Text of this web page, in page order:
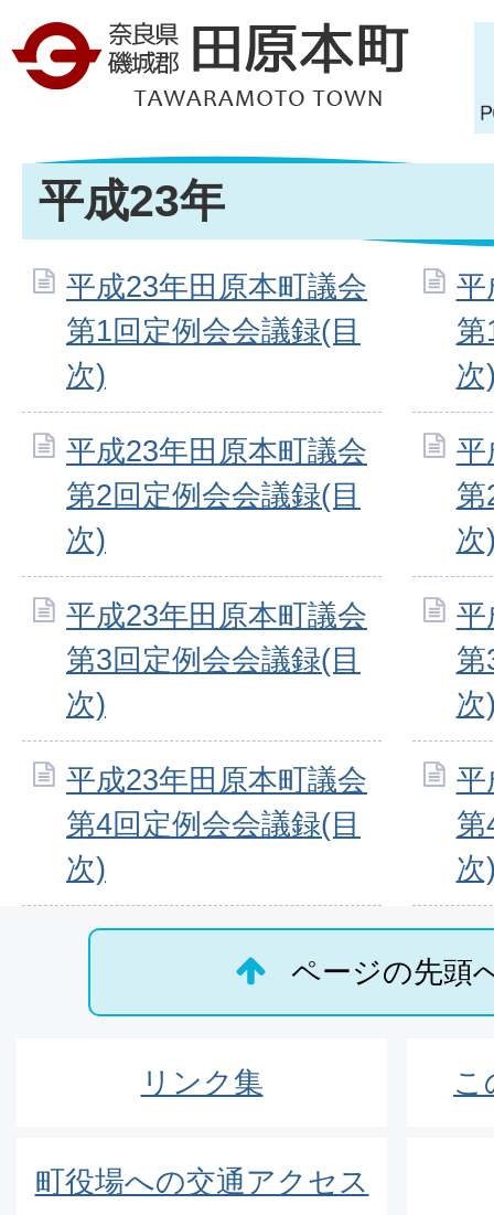
平成23年
平成23年田原本町議会
第1回定例会会議録(目
次)
平
第
次
平成23年田原本町議会
第2回定例会会議録(目
次)
平
第
次
平成23年田原本町議会
第3回定例会会議録(目
次)
平
第
次
平成23年田原本町議会
第4回定例会会議録(目
次)
平
第
次
ページの先頭
リンク集 こ
町役場への交通アクセス